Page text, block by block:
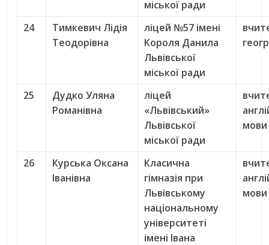
міської ради
24
Тимкевич Лідія
Теодорівна
ліцей №57 імені
Короля Данила
Львівської
міської ради
25
Дудко Уляна
Романівна
ліцей
«Львівський»
Львівської
міської ради
мови
26
Курська Оксана
Іванівна
Класична
гімназія при
Львівському
національному
університеті
імені Івана
мови